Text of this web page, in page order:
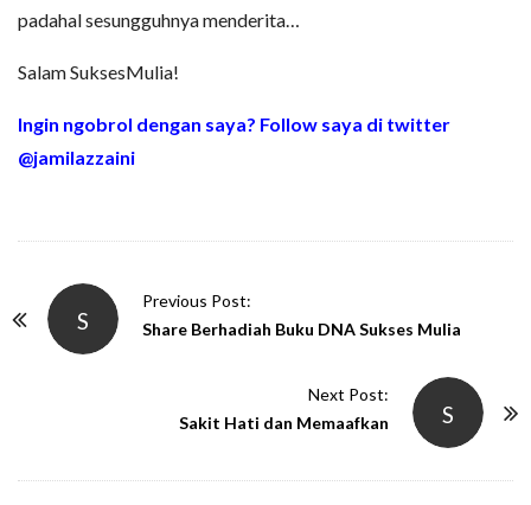
padahal sesungguhnya menderita…
Salam SuksesMulia!
Ingin ngobrol dengan saya? Follow saya di twitter
@jamilazzaini
S
Previous Post:
Share Berhadiah Buku DNA Sukses Mulia
S
Next Post:
Sakit Hati dan Memaafkan